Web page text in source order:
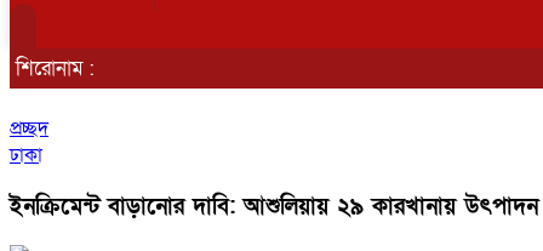
শিরোনাম :
প্রচ্ছদ
ঢাকা
ইনক্রিমেন্ট বাড়ানোর দাবি: আশুলিয়ায় ২৯ কারখানায় উৎপাদন